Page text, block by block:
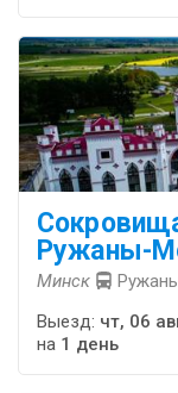
Ружаны-
Минск
Выезд: чт, 06
на 1 день